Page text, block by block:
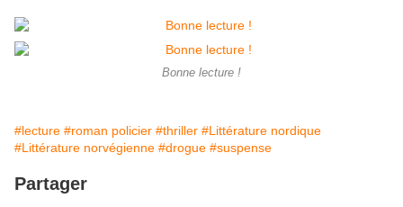
Bonne lecture !
#lecture #roman policier #thriller #Littérature nordique
#Littérature norvégienne #drogue #suspense
Partager